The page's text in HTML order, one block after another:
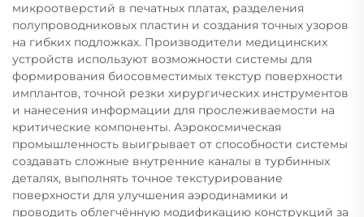
микроотверстий в печатных платах, разделения
полупроводниковых пластин и создания точных узоров
на гибких подложках. Производители медицинских
устройств используют возможности системы для
формирования биосовместимых текстур поверхности
имплантов, точной резки хирургических инструментов
и нанесения информации для прослеживаемости на
критические компоненты. Аэрокосмическая
промышленность выигрывает от способности системы
создавать сложные внутренние каналы в турбинных
деталях, выполнять точное текстурирование
поверхности для улучшения аэродинамики и
проводить облегчённую модификацию конструкций за